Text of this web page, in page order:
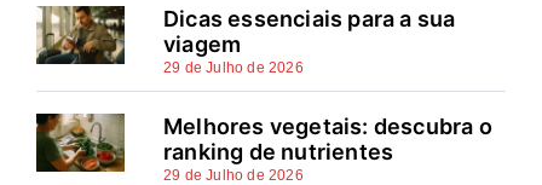
Dicas essenciais para a sua
viagem
29 de Julho de 2026
Melhores vegetais: descubra o
ranking de nutrientes
29 de Julho de 2026